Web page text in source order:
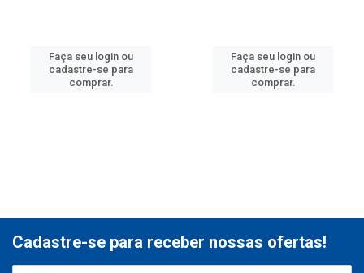
Faça seu login ou
cadastre-se para
comprar.
Faça seu login ou
cadastre-se para
comprar.
Cadastre-se para receber nossas ofertas!